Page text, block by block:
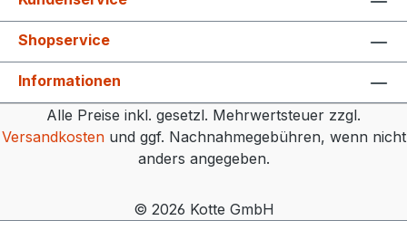
Shopservice
Informationen
Alle Preise inkl. gesetzl. Mehrwertsteuer zzgl.
Versandkostenund ggf. Nachnahmegebühren, wenn nicht
anders angegeben.
© 2026 Kotte GmbH